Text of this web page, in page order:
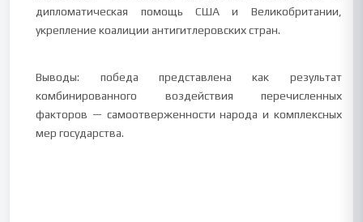
дипломатическая помощь США и Великобритании,
укрепление коалиции антигитлеровских стран.
Выводы: победа представлена как результат
комбинированного воздействия перечисленных
факторов — самоотверженности народа и комплексных
мер государства.